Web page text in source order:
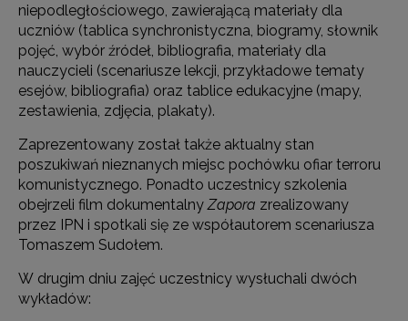
niepodległościowego, zawierającą materiały dla
uczniów (tablica synchronistyczna, biogramy, słownik
pojęć, wybór źródeł, bibliografia, materiały dla
nauczycieli (scenariusze lekcji, przykładowe tematy
esejów, bibliografia) oraz tablice edukacyjne (mapy,
zestawienia, zdjęcia, plakaty).
Zaprezentowany został także aktualny stan
poszukiwań nieznanych miejsc pochówku ofiar terroru
komunistycznego. Ponadto uczestnicy szkolenia
obejrzeli film dokumentalnyZapora zrealizowany
przez IPN i spotkali się ze współautorem scenariusza
Tomaszem Sudołem.
W drugim dniu zajęć uczestnicy wysłuchali dwóch
wykładów: